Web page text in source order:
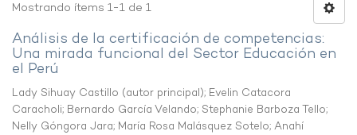
Mostrando ítems 1-1 de 1
Análisis de la certificación de competencias:
Una mirada funcional del Sector Educación en
el Perú
Lady Sihuay Castillo (autor principal); Evelin Catacora
Caracholi; Bernardo García Velando; Stephanie Barboza Tello;
Nelly Góngora Jara; María Rosa Malásquez Sotelo; Anahí